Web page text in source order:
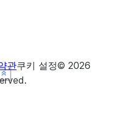
Show less
more
Show less
more
Show less
more
관쿠키 설정© 2026
.